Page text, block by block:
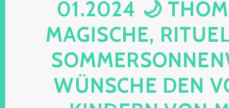
01.2024 🌙
MAGISCHE,
ÜNSCHE DEN